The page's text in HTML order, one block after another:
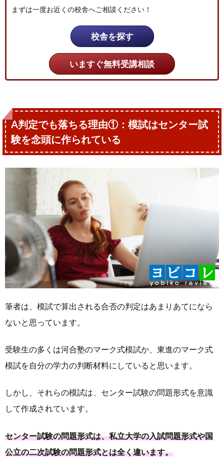
まずは一度お近くの校舎へご相談ください！
校舎を探す
いますぐ無料受講相談
A判定でも落ちる理由①：模試はセンター試
験を念頭に作られている
筆者は、模試で算出される合否の判定はあまりあてになら
ないと思っています。
受験生の多くは河合塾のマーク式模試か、東進のマーク式
模試を自分の学力の判断材料にしていると思います。
しかし、それらの模試は、センター試験の問題形式を意識
して作成されています。
センター試験の問題形式は、私立大学の入試問題形式や国
公立の二次試験の問題形式とは全く違います。